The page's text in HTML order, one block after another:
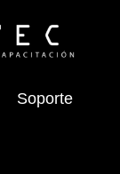
Soporte